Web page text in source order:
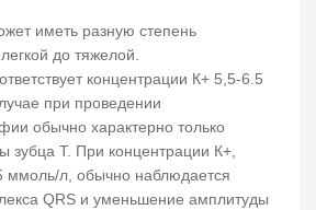
иметь разную степень
до тяжелой.
концентрации К+ 5,5-6.5
при проведении
обычно характерно только
зубца Т. При концентрации К+,
л, обычно наблюдается
QRS и уменьшение амплитуды